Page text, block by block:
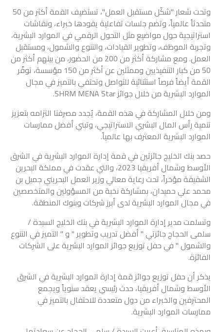
وتحت شعار "شكّل مستقبل العمل"، تستضيف القمة أكثر من 50
متحدثاً عالمياً، وتضم جلسات تفاعلية يقودها خبراء، ونقاشات
استراتيجية حول مواضيع مثل التحول الرقمي في الموارد البشرية،
وتجربة الموظف، وتطوير القيادات، والتنوع والشمول، ومستقبل
العمل. ومع مشاركة أكثر من 200 من الحضور، من بينهم أكثر من
50 من كبار التنفيذيين وممثلين عن أكثر من 150 مؤسسة، توفّر
القمة أيضاً فرصاً استثنائية للتواصل وتحتفي بالتميز في مجال
الموارد البشرية من خلال جوائز SHRM MENA Star.
ومن خلال المشاركة في هذه القمة، يُجدد مصرفنا التزامه بتعزيز
تنمية رأس المال البشري الاستراتيجي، وتبني أفضل ممارسات
الموارد البشرية المعترف بها عالمياً.
حصد بنك الخليج جائزتين في قمة إدارة الموارد البشرية في الشرق
الأوسط وشمال أفريقيا 2023، والتي عقدت في مملكة البحرين
الشقيقة مؤخراً، تحت رعاية معالي وزير العمل البحريني جميل بن
محمد علي حميدان، بمشاركة نخبة من المسؤولين والمتخصصين
في مجال الموارد البشرية لدى أبرز شركات وبنوك المنطقة.
وتسلمت مدير إدارة الموارد البشرية في بنك الخليج السيدة /
سلمى الحجاج جائزتي " أفضل تدريب وتطوير " و " التميز في التنوع
والشمول " في حفل توزيع جوائز الموارد البشرية على الشركات
الفائزة.
يذكر أن حفل توزيع جوائز قمة إدارة الموارد البشرية في الشرق
الأوسط وشمال أفريقيا، حدث رئيسي يعقد سنوياً ويجمع
المحترفين والخبراء من دول متعددة للاحتفال بالتميز في
ممارسات الموارد البشرية.